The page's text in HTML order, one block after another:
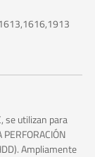
se utilizan para
Ampliamente